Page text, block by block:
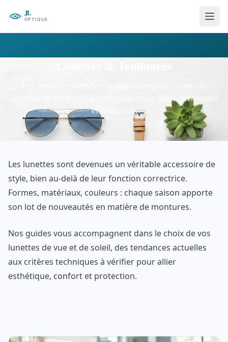
lunettes et accessoires optiques pour allier correction
et élégance.
Les lunettes sont devenues un véritable accessoire de
style, bien au-delà de leur fonction correctrice.
Formes, matériaux, couleurs : chaque saison apporte
son lot de nouveautés en matière de montures.
Nos guides vous accompagnent dans le choix de vos
lunettes de vue et de soleil, des tendances actuelles
aux critères techniques à vérifier pour allier
esthétique, confort et protection.